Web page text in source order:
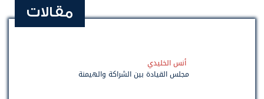
مقالات
أنس الخليدي
مجلس القيادة بين الشراكة والهيمنة